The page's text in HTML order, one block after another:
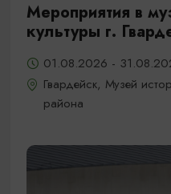
Мероприятия в
культуры г.
01.08.2026 -
Гвардейск, Музей
района